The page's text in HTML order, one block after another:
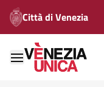
Città di Venezia